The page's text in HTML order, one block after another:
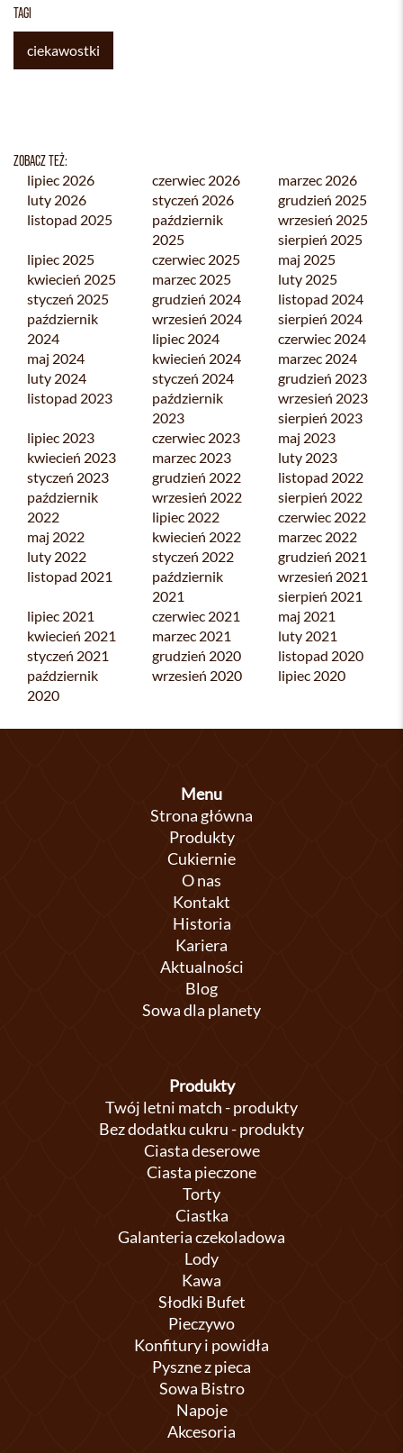
TAGI
ciekawostki
ZOBACZ TEŻ:
lipiec 2026 czerwiec 2026
marzec 2026
luty 2026
styczeń 2026
grudzień 2025
listopad 2025
październik
2025
wrzesień 2025
sierpień 2025
lipiec 2025
czerwiec 2025
maj 2025
kwiecień 2025
marzec 2025
luty 2025
styczeń 2025
grudzień 2024
listopad 2024
październik
2024
wrzesień 2024
sierpień 2024
lipiec 2024
czerwiec 2024
maj 2024
kwiecień 2024
marzec 2024
luty 2024
styczeń 2024
grudzień 2023
listopad 2023
październik
2023
wrzesień 2023
sierpień 2023
lipiec 2023
czerwiec 2023
maj 2023
kwiecień 2023
marzec 2023
luty 2023
styczeń 2023
grudzień 2022
listopad 2022
październik
2022
wrzesień 2022
sierpień 2022
lipiec 2022
czerwiec 2022
maj 2022
kwiecień 2022
marzec 2022
luty 2022
styczeń 2022
grudzień 2021
listopad 2021
październik
2021
wrzesień 2021
sierpień 2021
lipiec 2021
czerwiec 2021
maj 2021
kwiecień 2021
marzec 2021
luty 2021
styczeń 2021
grudzień 2020
listopad 2020
październik
2020
wrzesień 2020 lipiec 2020
Menu
Strona główna
Produkty
Cukiernie
O nas
Kontakt
Historia
Kariera
Aktualności
Blog
Sowa dla planety
Produkty
Twój letni match - produkty
Bez dodatku cukru - produkty
Ciasta deserowe
Ciasta pieczone
Torty
Ciastka
Galanteria czekoladowa
Lody
Kawa
Słodki Bufet
Pieczywo
Konfitury i powidła
Pyszne z pieca
Sowa Bistro
Napoje
Akcesoria